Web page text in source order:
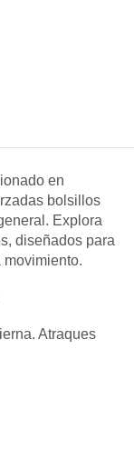
en
bolsillos
Explora
diseñados para
Atraques